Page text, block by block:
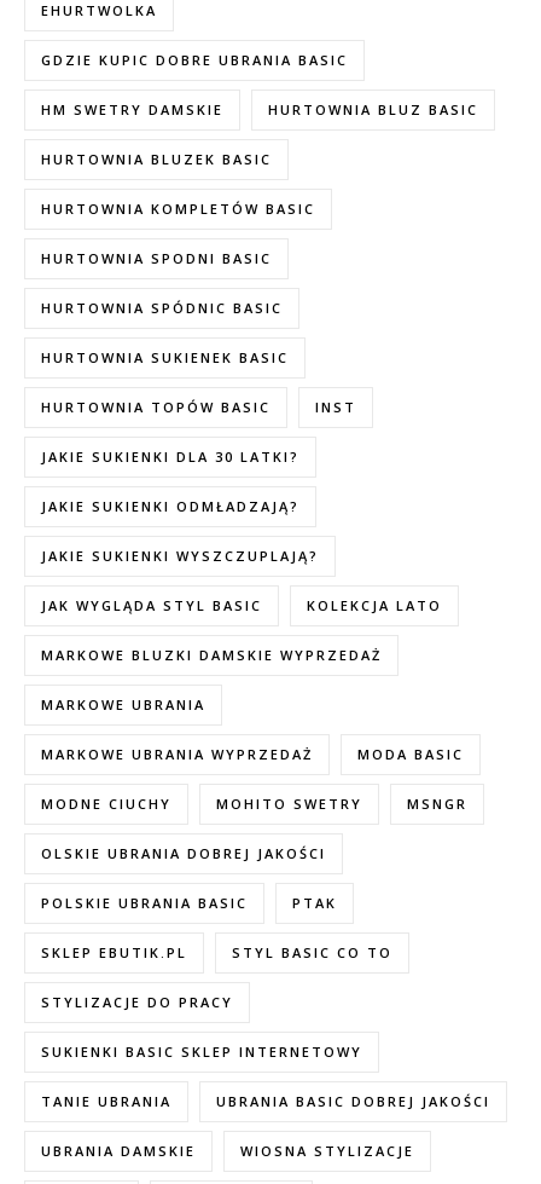
EHURTWOLKA
GDZIE KUPIC DOBRE UBRANIA BASIC
HM SWETRY DAMSKIE HURTOWNIA BLUZ BASIC
HURTOWNIA BLUZEK BASIC
HURTOWNIA KOMPLETÓW BASIC
HURTOWNIA SPODNI BASIC
HURTOWNIA SPÓDNIC BASIC
HURTOWNIA SUKIENEK BASIC
HURTOWNIA TOPÓW BASIC INST
JAKIE SUKIENKI DLA 30 LATKI?
JAKIE SUKIENKI ODMŁADZAJĄ?
JAKIE SUKIENKI WYSZCZUPLAJĄ?
JAK WYGLĄDA STYL BASIC KOLEKCJA LATO
MARKOWE BLUZKI DAMSKIE WYPRZEDAŻ
MARKOWE UBRANIA
MARKOWE UBRANIA WYPRZEDAŻ MODA BASIC
MODNE CIUCHY MOHITO SWETRY MSNGR
OLSKIE UBRANIA DOBREJ JAKOŚCI
POLSKIE UBRANIA BASIC PTAK
SKLEP EBUTIK.PL STYL BASIC CO TO
STYLIZACJE DO PRACY
SUKIENKI BASIC SKLEP INTERNETOWY
TANIE UBRANIA UBRANIA BASIC DOBREJ JAKOŚCI
UBRANIA DAMSKIE WIOSNA STYLIZACJE